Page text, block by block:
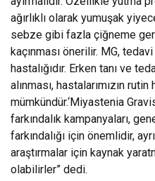
ağırlıklı olarak yumuşak
sebze gibi fazla çiğneme
kaçınması önerilir. MG,
hastalığıdır. Erken tanı ve
alınması, hastalarımızın
mümkündür.‘Miyastenia
farkındalık kampanyaları,
farkındalığı için önemlidir,
araştırmalar için kaynak
olabilirler” dedi.